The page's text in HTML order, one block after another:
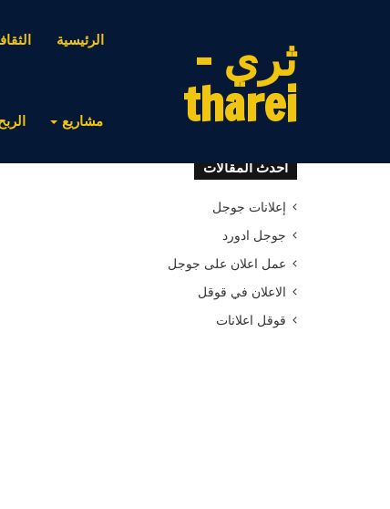
ثري -
tharei
الرئيسية
مشاريع
أحدث المقالات
إعلانات جوجل
جوجل ادورد
عمل اعلان على جوجل
الاعلان في قوقل
قوقل اعلانات